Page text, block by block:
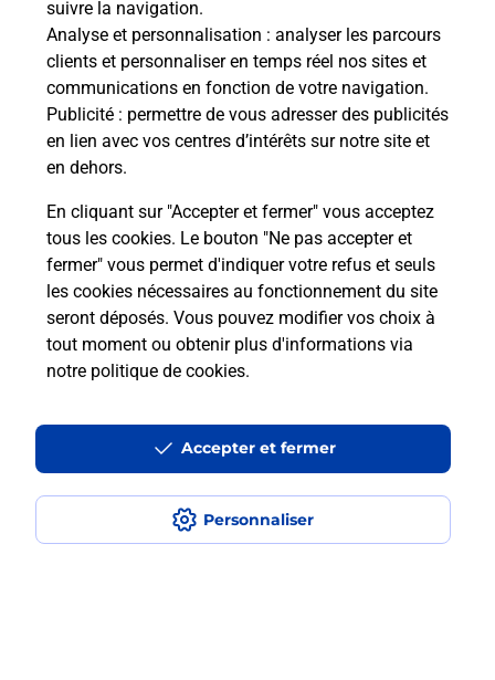
suivre la navigation.
Analyse et personnalisation : analyser les parcours
clients et personnaliser en temps réel nos sites et
communications en fonction de votre navigation.
Publicité : permettre de vous adresser des publicités
en lien avec vos centres d’intérêts sur notre site et
en dehors.
En cliquant sur "Accepter et fermer" vous acceptez
tous les cookies. Le bouton "Ne pas accepter et
fermer" vous permet d'indiquer votre refus et seuls
les cookies nécessaires au fonctionnement du site
seront déposés. Vous pouvez modifier vos choix à
tout moment ou obtenir plus d'informations via
notre politique de cookies.
Personnaliser
Accepter et fermer
les offres téléalarme dans votre bureau de Poste à
ECHIROLLES JEAN JAURES.
En savoir plus
Questions fréquemment posées
Comment retourner un colis acheté
en ligne depuis votre boîte aux lettres
Comment envoyer un colis ou faire un
retour chez un e-commerçant sans se
déplacer ?
Envoyer un petit colis au meilleur